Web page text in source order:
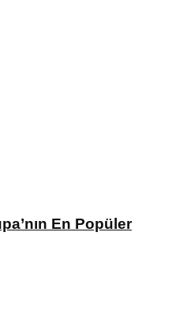
En Popüler